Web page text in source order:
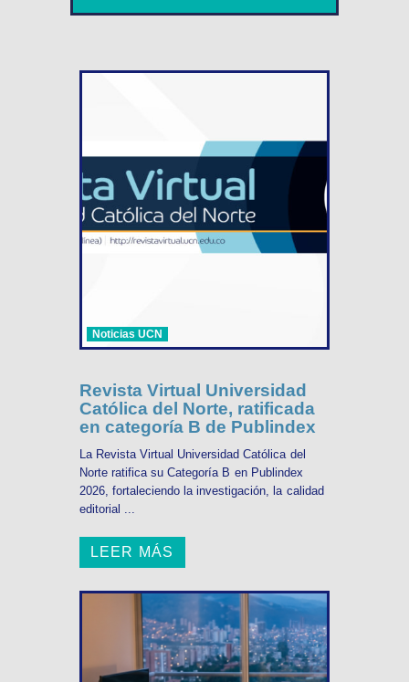
Noticias UCN
Revista Virtual Universidad
Católica del Norte, ratificada
en categoría B de Publindex
La Revista Virtual Universidad Católica del
Norte ratifica su Categoría B en Publindex
2026, fortaleciendo la investigación, la calidad
editorial ...
LEER MÁS